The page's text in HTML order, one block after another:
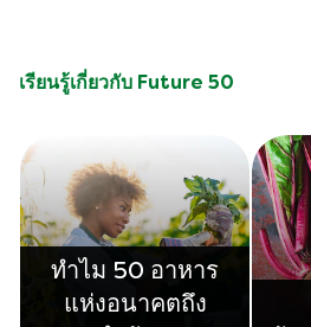
เรียนรู้เกี่ยวกับ Future 50
ทำไม 50 อาหาร
แห่งอนาคตถึง